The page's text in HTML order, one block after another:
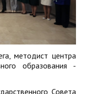
методист центра
образования -
Совета